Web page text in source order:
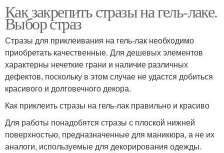
Как закрепить стразы на гель-лаке.
Выбор страз
Стразы для приклеивания на гель-лак необходимо
приобретать качественные. Для дешевых элементов
характерны нечеткие грани и наличие различных
дефектов, поскольку в этом случае не удастся добиться
красивого и долговечного декора.
Как приклеить стразы на гель-лак правильно и красиво
Для работы понадобятся стразы с плоской нижней
поверхностью, предназначенные для маникюра, а не их
аналоги, используемые для декорирования одежды.